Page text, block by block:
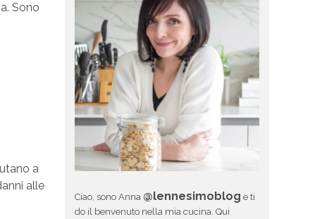
Sono
a
alle
Ciao, sono Anna @lennesimoblog e ti
do il benvenuto nella mia cucina. Qui